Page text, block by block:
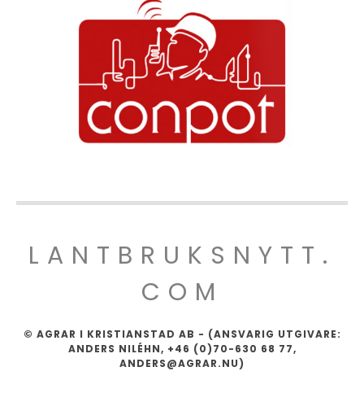
LANTBRUKSNYTT.
COM
© AGRAR I KRISTIANSTAD AB - (ANSVARIG UTGIVARE:
ANDERS NILÉHN, +46 (0)70-630 68 77,
ANDERS@AGRAR.NU)